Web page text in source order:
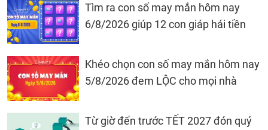
Tìm ra con số may mắn hôm nay
6/8/2026 giúp 12 con giáp hái tiền
Khéo chọn con số may mắn hôm nay
5/8/2026 đem LỘC cho mọi nhà
Từ giờ đến trước TẾT 2027 đón quý